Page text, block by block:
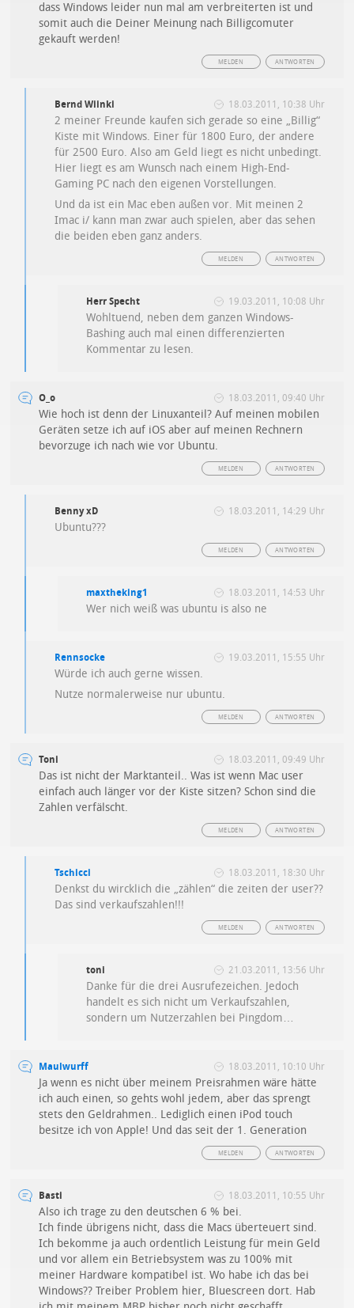
dass Windows leider nun mal am verbreiterten ist und
somit auch die Deiner Meinung nach Billigcomuter
gekauft werden!
ANTWORTEN
MELDEN
Bernd Wiinki 18.03.2011, 10:38 Uhr
2 meiner Freunde kaufen sich gerade so eine „Billig“
Kiste mit Windows. Einer für 1800 Euro, der andere
für 2500 Euro. Also am Geld liegt es nicht unbedingt.
Hier liegt es am Wunsch nach einem High-End-
Gaming PC nach den eigenen Vorstellungen.
Und da ist ein Mac eben außen vor. Mit meinen 2
Imac i/ kann man zwar auch spielen, aber das sehen
die beiden eben ganz anders.
ANTWORTEN
MELDEN
Herr Specht 19.03.2011, 10:08 Uhr
Wohltuend, neben dem ganzen Windows-
Bashing auch mal einen differenzierten
Kommentar zu lesen.
O_o 18.03.2011, 09:40 Uhr
Wie hoch ist denn der Linuxanteil? Auf meinen mobilen
Geräten setze ich auf iOS aber auf meinen Rechnern
bevorzuge ich nach wie vor Ubuntu.
ANTWORTEN
MELDEN
Benny xD 18.03.2011, 14:29 Uhr
Ubuntu???
ANTWORTEN
MELDEN
maxtheking1 18.03.2011, 14:53 Uhr
Wer nich weiß was ubuntu is also ne
Rennsocke 19.03.2011, 15:55 Uhr
Würde ich auch gerne wissen.
Nutze normalerweise nur ubuntu.
ANTWORTEN
MELDEN
Toni 18.03.2011, 09:49 Uhr
Das ist nicht der Marktanteil.. Was ist wenn Mac user
einfach auch länger vor der Kiste sitzen? Schon sind die
Zahlen verfälscht.
ANTWORTEN
MELDEN
Tschicci 18.03.2011, 18:30 Uhr
Denkst du wircklich die „zählen“ die zeiten der user??
Das sind verkaufszahlen!!!
ANTWORTEN
MELDEN
toni 21.03.2011, 13:56 Uhr
Danke für die drei Ausrufezeichen. Jedoch
handelt es sich nicht um Verkaufszahlen,
sondern um Nutzerzahlen bei Pingdom…
Maulwurff 18.03.2011, 10:10 Uhr
Ja wenn es nicht über meinem Preisrahmen wäre hätte
ich auch einen, so gehts wohl jedem, aber das sprengt
stets den Geldrahmen.. Lediglich einen iPod touch
besitze ich von Apple! Und das seit der 1. Generation
ANTWORTEN
MELDEN
Basti 18.03.2011, 10:55 Uhr
Also ich trage zu den deutschen 6 % bei.
Ich finde übrigens nicht, dass die Macs überteuert sind.
Ich bekomme ja auch ordentlich Leistung für mein Geld
und vor allem ein Betriebsystem was zu 100% mit
meiner Hardware kompatibel ist. Wo habe ich das bei
Windows?? Treiber Problem hier, Bluescreen dort. Hab